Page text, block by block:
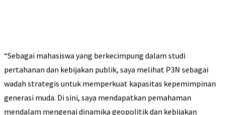
“Sebagai mahasiswa yang berkecimpung dalam studi
pertahanan dan kebijakan publik, saya melihat P3N sebagai
wadah strategis untuk memperkuat kapasitas kepemimpinan
generasi muda. Di sini, saya mendapatkan pemahaman
mendalam mengenai dinamika geopolitik dan kebijakan